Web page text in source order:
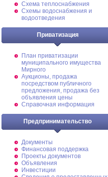
Схема теплоснабжения
Схемы водоснабжения и
водоотведения
Приватизация
План приватизации
муниципального имущества
Мирного
Аукционы, продажа
посредством публичного
предложения, продажа без
объявления цены
Справочная информация
Предпринимательство
Документы
Финансовая поддержка
Проекты документов
Объявления
Инвестиции